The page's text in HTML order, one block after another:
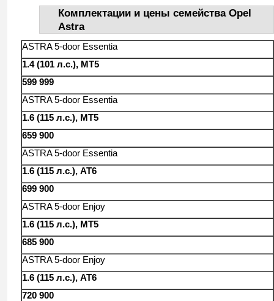
Комплектации и цены семейства Opel
Astra
ASTRA 5-door Essentia
1.4 (101 л.с.), MT5
599 999
ASTRA 5-door Essentia
1.6 (115 л.с.), MT5
659 900
ASTRA 5-door Essentia
1.6 (115 л.с.), AT6
699 900
ASTRA 5-door Enjoy
1.6 (115 л.с.), MT5
685 900
ASTRA 5-door Enjoy
1.6 (115 л.с.), AT6
720 900